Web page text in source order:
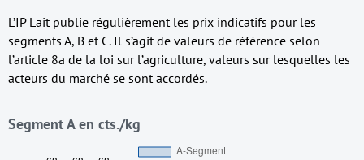
L’IP Lait publie régulièrement les prix indicatifs pour les
segments A, B et C. Il s’agit de valeurs de référence selon
l’article 8a de la loi sur l’agriculture, valeurs sur lesquelles les
acteurs du marché se sont accordés.
Segment A en cts./kg